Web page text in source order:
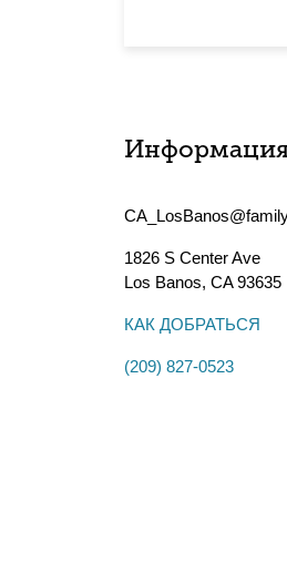
1826 S Center Ave
Los Banos, CA93635
КАК ДОБРАТЬСЯ
(209) 827-0523